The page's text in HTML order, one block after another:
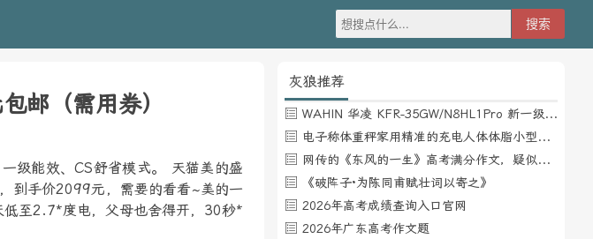
邮（需用券）
级能效、CS舒省模式。 天猫美的盛
到手价2099元，需要的看看~美的一
低至2.7*度电，父母也舍得开，30秒*
灰狼推荐
WAHIN 华凌 KFR-35GW/N8HL1Pro 新一级能效 壁挂式空调 1.5匹
电子称体重秤家用精准的充电人体体脂小型称重支持HUAWEI HiLink
网传的《东风的一生》高考满分作文，疑似自媒体或其他渠道炒作
《破阵子·为陈同甫赋壮词以寄之》
2026年高考成绩查询入口官网
2026年广东高考作文题